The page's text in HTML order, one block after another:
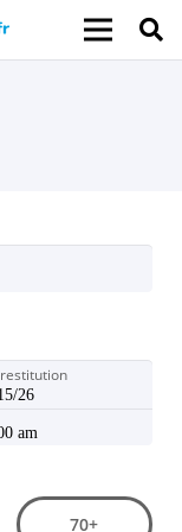
70+